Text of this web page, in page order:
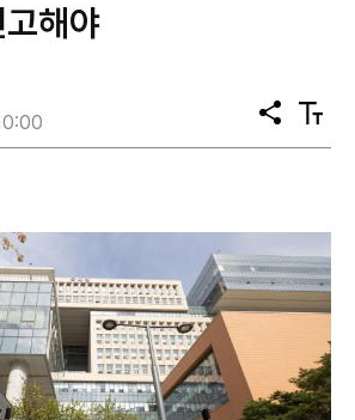
해야
공
유
텍
스